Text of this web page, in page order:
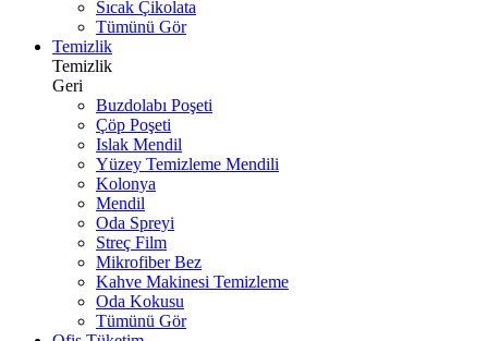
Sıcak Çikolata
Tümünü Gör
Temizlik
Temizlik
Geri
Buzdolabı Poşeti
Çöp Poşeti
Islak Mendil
Yüzey Temizleme Mendili
Kolonya
Mendil
Oda Spreyi
Streç Film
Mikrofiber Bez
Kahve Makinesi Temizleme
Oda Kokusu
Tümünü Gör